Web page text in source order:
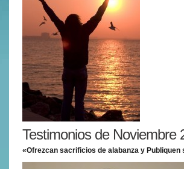
Testimonios de Noviembre
«Ofrezcan sacrificios de alabanza y